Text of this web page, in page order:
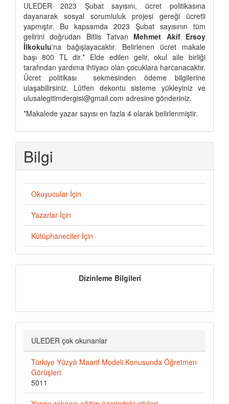
ULEDER 2023 Şubat sayısını, ücret politikasına
dayanarak sosyal sorumluluk projesi gereği ücretli
yapmıştır. Bu kapsamda 2023 Şubat sayısının tüm
gelirini doğrudan Bitlis Tatvan Mehmet Akif Ersoy
İlkokulu'na bağışlayacaktır. Belirlenen ücret makale
başı 800 TL dir.* Elde edilen gelir, okul aile birliği
tarafından yardıma ihtiyacı olan çocuklara harcanacaktır.
Ücret politikası sekmesinden ödeme bilgilerine
ulaşabilirsiniz. Lütfen dekontu sisteme yükleyiniz ve
ulusalegitimdergisi@gmail.com adresine gönderiniz.
*Makalede yazar sayısı en fazla 4 olarak belirlenmiştir.
Bilgi
Okuyucular İçin
Yazarlar İçin
Kütüphaneciler İçin
İndeksler
Dizinleme Bilgileri
ULEDER çok okunanlar
Türkiye Yüzyılı Maarif Modeli Konusunda Öğretmen
Görüşleri
5011